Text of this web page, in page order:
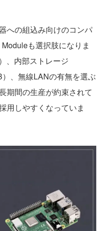
への組込み向けのコンパ
も選択肢になりま
、内部ストレージ
、無線LANの有無を選ぶ
期間の生産が約束されて
用しやすくなっていま